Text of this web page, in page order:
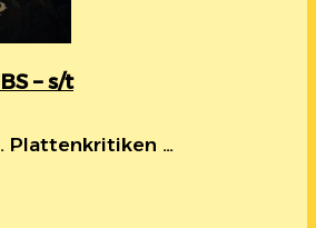
– s/t
Plattenkritiken …